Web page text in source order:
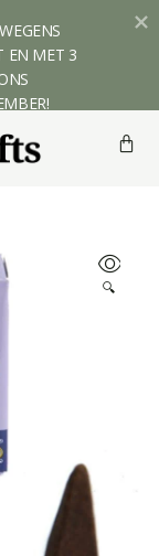
🔍
EN MET 3